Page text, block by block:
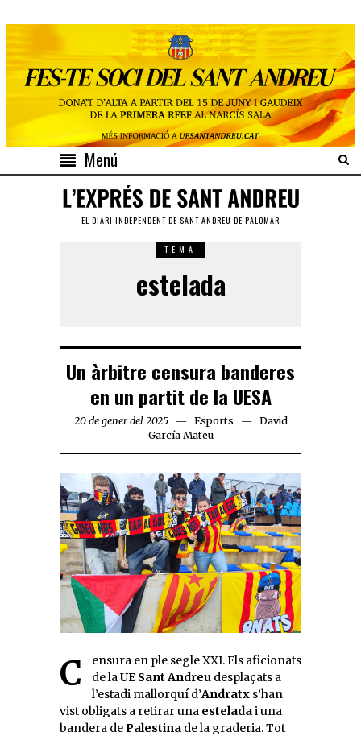
Menú
EL DIARI INDEPENDENT DE SANT ANDREU DE PALOMAR
TEMA
estelada
Un àrbitre censura banderes
en un partit de la UESA
20 de gener del 2025 Esports
David
García Mateu
Censura en ple segle XXI. Els aficionats de la UE Sant Andreu desplaçats a
l’estadi mallorquí d’Andratx s’han
vist obligats a retirar una esteladai una
bandera de Palestina de la graderia. Tot